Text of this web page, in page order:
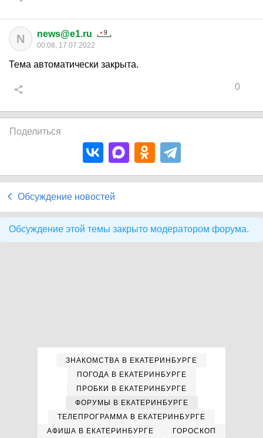
N news@e1.ru
00:08, 17.07.2022
Тема автоматически закрыта.
0
Поделиться
Обсуждение новостей
Обсуждение этой темы закрыто модератором форума.
ЗНАКОМСТВА В ЕКАТЕРИНБУРГЕ
ПОГОДА В ЕКАТЕРИНБУРГЕ
ПРОБКИ В ЕКАТЕРИНБУРГЕ
ФОРУМЫ В ЕКАТЕРИНБУРГЕ
ТЕЛЕПРОГРАММА В ЕКАТЕРИНБУРГЕ
АФИША В ЕКАТЕРИНБУРГЕ
ГОРОСКОП